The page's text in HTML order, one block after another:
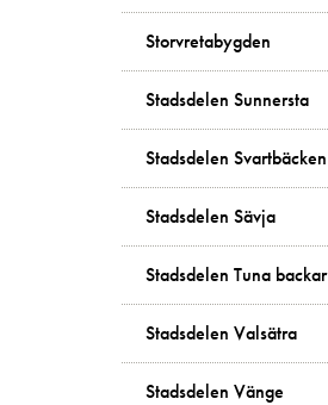
Storvretabygden
Stadsdelen Sunnersta
Stadsdelen Svartbäcken
Stadsdelen Sävja
Stadsdelen Tuna backar
Stadsdelen Valsätra
Stadsdelen Vänge